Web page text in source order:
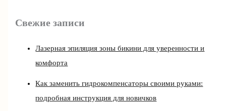
Свежие записи
Лазерная эпиляция зоны бикини для уверенности и
комфорта
Как заменить гидрокомпенсаторы своими руками:
подробная инструкция для новичков